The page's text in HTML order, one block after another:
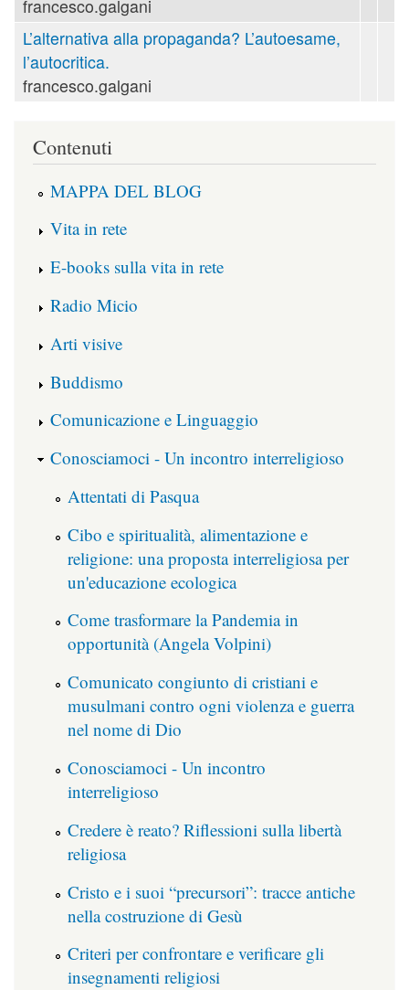
francesco.galgani
L’alternativa alla propaganda? L’autoesame,
l’autocritica.
francesco.galgani
Contenuti
MAPPA DEL BLOG
Vita in rete
E-books sulla vita in rete
Radio Micio
Arti visive
Buddismo
Comunicazione e Linguaggio
Conosciamoci - Un incontro interreligioso
Attentati di Pasqua
Cibo e spiritualità, alimentazione e
religione: una proposta interreligiosa per
un'educazione ecologica
Come trasformare la Pandemia in
opportunità (Angela Volpini)
Comunicato congiunto di cristiani e
musulmani contro ogni violenza e guerra
nel nome di Dio
Conosciamoci - Un incontro
interreligioso
Credere è reato? Riflessioni sulla libertà
religiosa
Cristo e i suoi “precursori”: tracce antiche
nella costruzione di Gesù
Criteri per confrontare e verificare gli
insegnamenti religiosi